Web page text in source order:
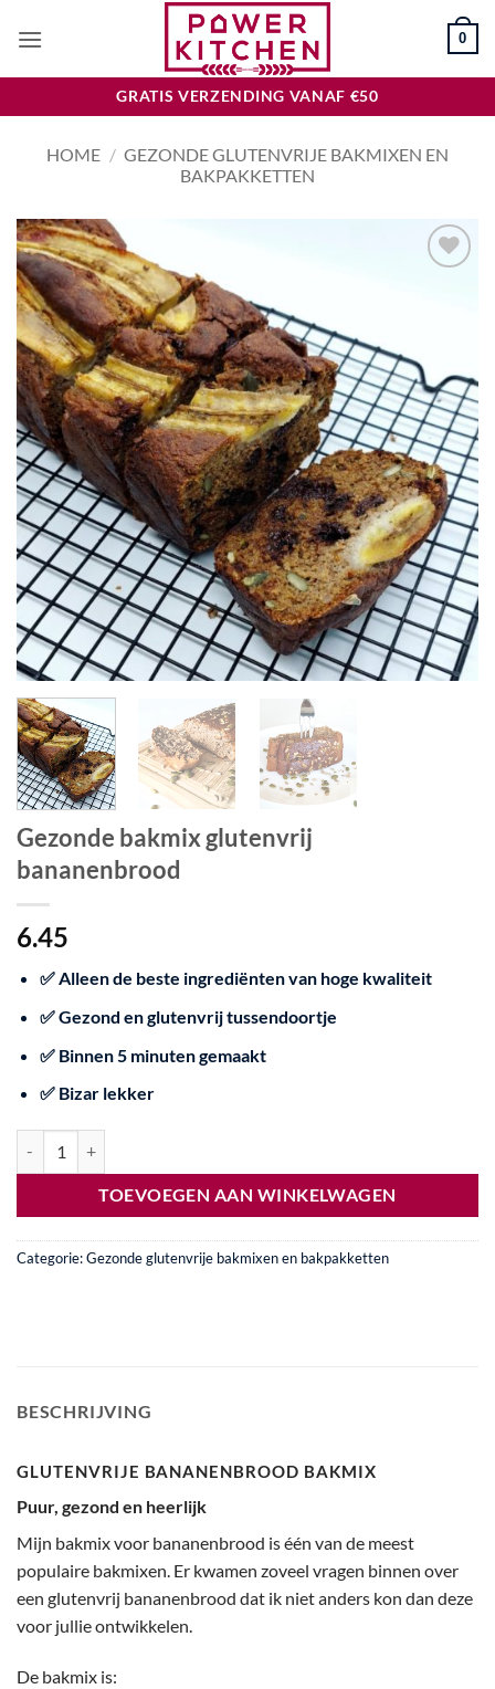
naar
0
GRATIS VERZENDING VANAF €50
HOME / GEZONDE GLUTENVRIJE BAKMIXEN EN
BAKPAKKETTEN
Gezonde bakmix glutenvrij
bananenbrood
6.45
✅ Alleen de beste ingrediënten van hoge kwaliteit
✅ Gezond en glutenvrij tussendoortje
✅ Binnen 5 minuten gemaakt
✅ Bizar lekker
TOEVOEGEN AAN WINKELWAGEN
Categorie:Gezonde glutenvrije bakmixen en bakpakketten
BESCHRIJVING
GLUTENVRIJE BANANENBROOD BAKMIX
Puur, gezond en heerlijk
Mijn bakmix voor bananenbrood is één van de meest
populaire bakmixen. Er kwamen zoveel vragen binnen over
een glutenvrij bananenbrood dat ik niet anders kon dan deze
voor jullie ontwikkelen.
De bakmix is: